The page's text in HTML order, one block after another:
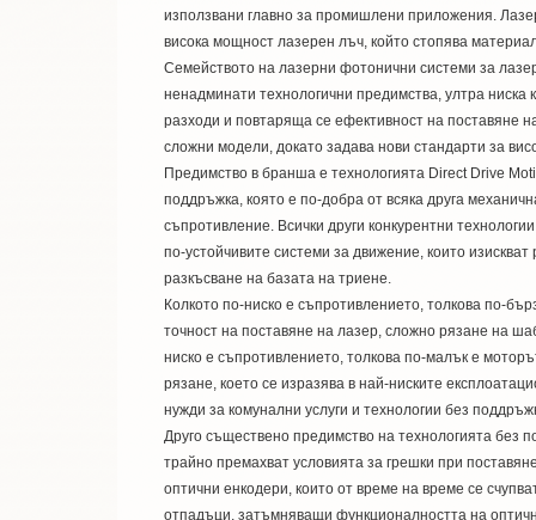
използвани главно за промишлени приложения.
висока мощност лазерен лъч, който стопява
Семейството на лазерни фотонични системи за
ненадминати технологични предимства, ултра
разходи и повтаряща се ефективност на поставяне
сложни модели, докато задава нови стандарти за
Предимство в бранша е технологията Direct Drive
поддръжка, която е по-добра от всяка друга
съпротивление. Всички други конкурентни
по-устойчивите системи за движение, които
разкъсване на базата на триене.
Колкото по-ниско е съпротивлението, толкова по-
точност на поставяне на лазер, сложно рязане на
ниско е съпротивлението, толкова по-малък е
рязане, което се изразява в най-ниските
нужди за комунални услуги и технологии без
Друго съществено предимство на технологията без
трайно премахват условията за грешки при
оптични енкодери, които от време на време се
отпадъци, затъмняващи функционалността на